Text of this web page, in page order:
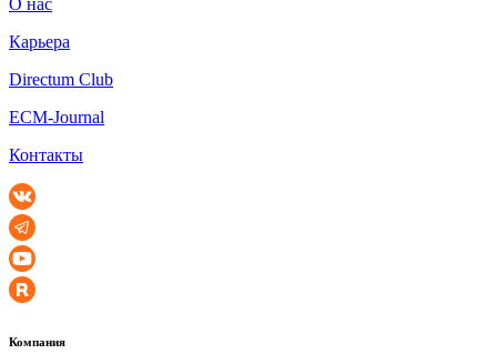
О нас
Карьера
Directum Club
ECM-Journal
Контакты
Компания